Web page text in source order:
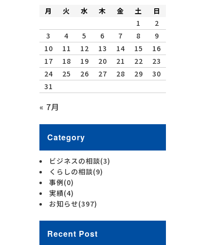
月 火 水 木 金 土
日
1
2
3
4 5 6 7 8
9
10
11 12 13 14 15
16
17
18 19 20 21 22
23
24
25 26 27 28 29
30
31
« 7月
Category
ビジネスの相談(3)
くらしの相談(9)
事例(0)
実績(4)
お知らせ(397)
Recent Post